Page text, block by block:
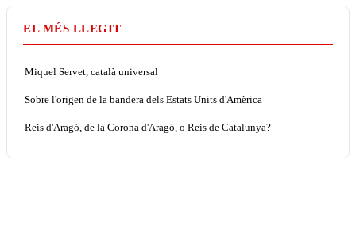
EL MÉS LLEGIT
Miquel Servet, català universal
Sobre l'origen de la bandera dels Estats Units d'Amèrica
Reis d'Aragó, de la Corona d'Aragó, o Reis de Catalunya?